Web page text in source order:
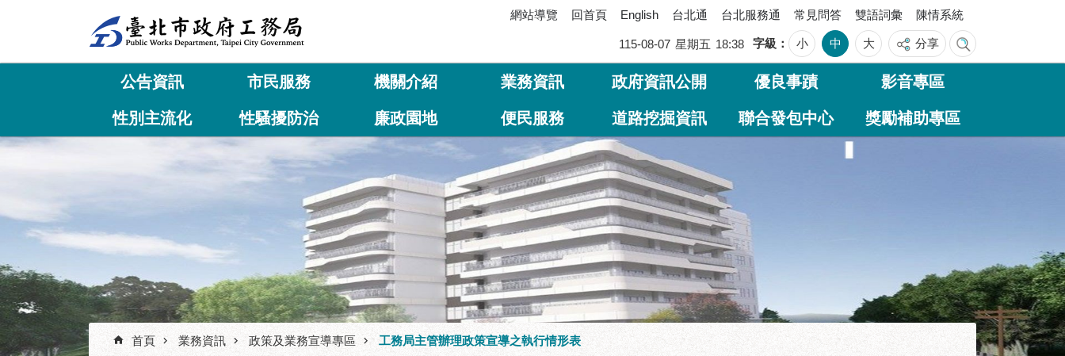
網站導覽 回首頁 English 台北通 台北服務通 常見問答 雙語詞彙 陳情系統
115-08-07 星期五 18:38 字級 小 中 大 分享
公告資訊 市民服務 機關介紹 業務資訊 政府資訊公開 優良事蹟 影音專區
性別主流化 性騷擾防治 廉政園地 便民服務 道路挖掘資訊 聯合發包中心 獎勵補助專區
首頁 業務資訊 政策及業務宣導專區 工務局主管辦理政策宣導之執行情形表